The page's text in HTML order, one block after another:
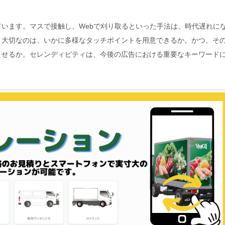
ます。マスで接触し、Webで刈り取るといった手法は、時代遅れに
切なのは、いかに多様なタッチポイントを用意できるか。かつ、そ
るか。セレンディピティは、今後の広告における重要なキーワード